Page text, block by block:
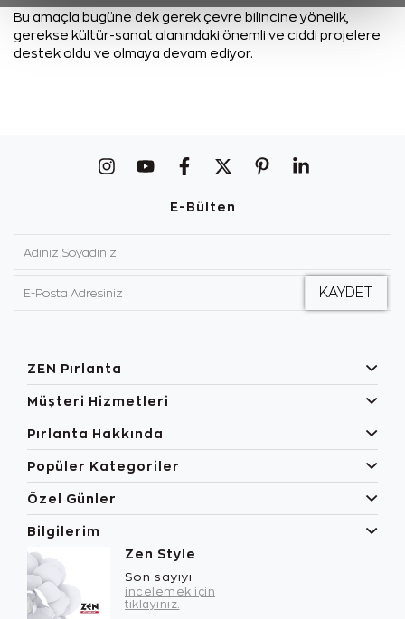
Bu amaçla bugüne dek gerek çevre bilincine yönelik,
gerekse kültür-sanat alanındaki önemli ve ciddi projelere
destek oldu ve olmaya devam ediyor.
E-Bülten
ZEN Pırlanta
Müşteri Hizmetleri
Pırlanta Hakkında
Popüler Kategoriler
Özel Günler
Bilgilerim
Zen Style
Son sayıyı
incelemek için
tıklayınız.